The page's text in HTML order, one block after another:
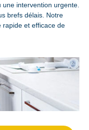
intervention urgente.
brefs délais. Notre
rapide et efficace de